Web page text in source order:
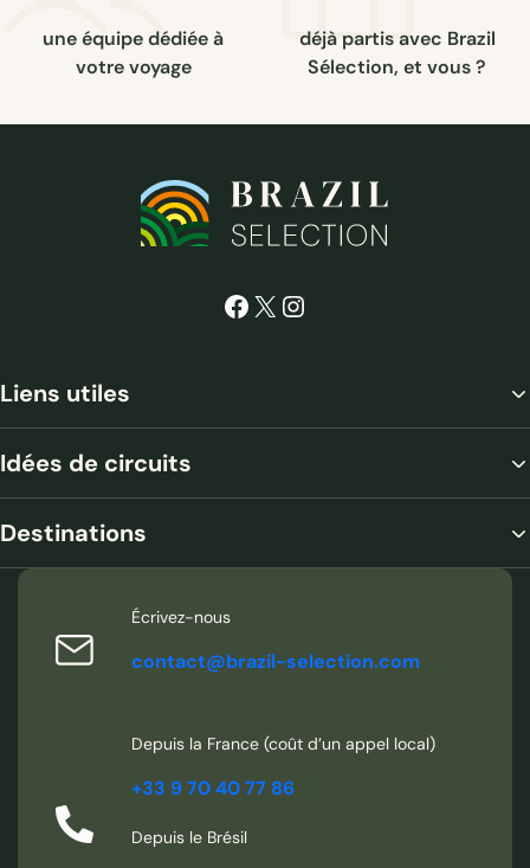
une équipe dédiée à
votre voyage
déjà partis avec Brazil
Sélection, et vous ?
Facebook
X Instagram
Liens utiles
Idées de circuits
Destinations
Écrivez-nous
contact@brazil-selection.com
Depuis la France (coût d’un appel local)
+33 9 70 40 77 86
Depuis le Brésil